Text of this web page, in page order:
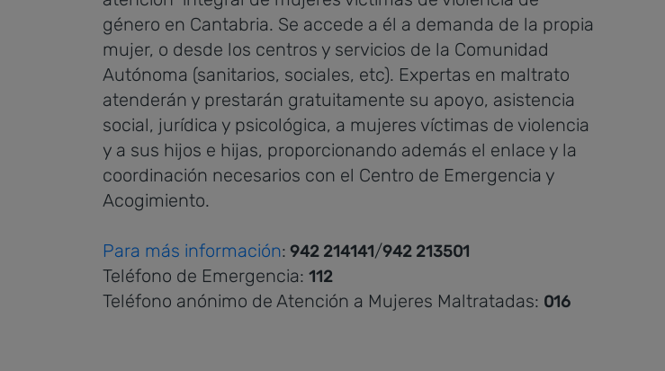
género en Cantabria. Se accede a él a demanda de la propia
mujer, o desde los centros y servicios de la Comunidad
Autónoma (sanitarios, sociales, etc). Expertas en maltrato
atenderán y prestarán gratuitamente su apoyo, asistencia
social, jurídica y psicológica, a mujeres víctimas de violencia
y a sus hijos e hijas, proporcionando además el enlace y la
coordinación necesarios con el Centro de Emergencia y
Acogimiento.
Para más información: 942 214141/942 213501
Teléfono de Emergencia: 112
Teléfono anónimo de Atención a Mujeres Maltratadas: 016